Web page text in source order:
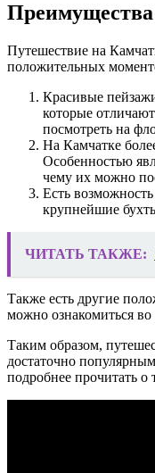
Преимущества
Путешествие на
положительных
Красивые
которые
посмотреть на
На Камчатке
Особенностью
чему их можно
Есть
крупнейшие
ЧИТАТЬ ТАКЖЕ:
Также есть другие
можно ознакомиться
Таким образом,
достаточно
подробнее прочитать о